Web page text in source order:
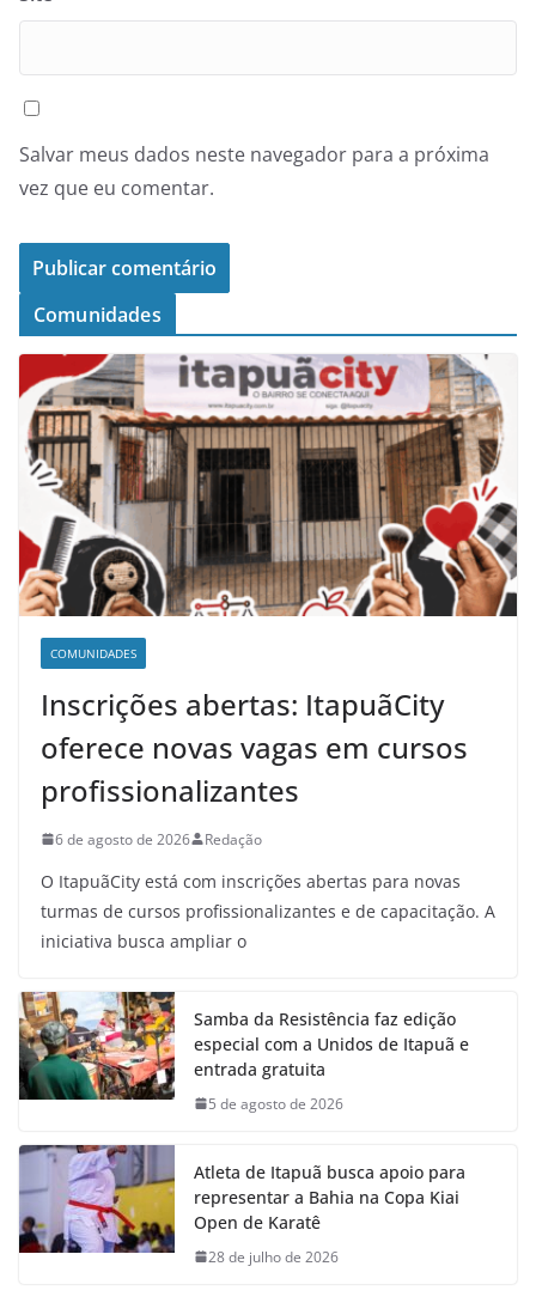
Salvar meus dados neste navegador para a próxima
vez que eu comentar.
Comunidades
COMUNIDADES
Inscrições abertas: ItapuãCity
oferece novas vagas em cursos
profissionalizantes
6 de agosto de 2026 Redação
O ItapuãCity está com inscrições abertas para novas
turmas de cursos profissionalizantes e de capacitação. A
iniciativa busca ampliar o
Samba da Resistência faz edição
especial com a Unidos de Itapuã e
entrada gratuita
5 de agosto de 2026
Atleta de Itapuã busca apoio para
representar a Bahia na Copa Kiai
Open de Karatê
28 de julho de 2026